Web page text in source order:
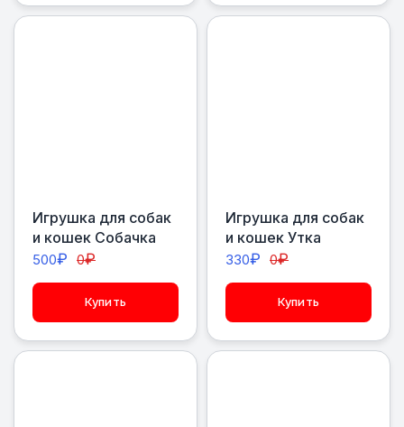
Игрушка для собак
и кошек Собачка
500₽ 0₽
Купить
Игрушка для собак
и кошек Утка
330₽ 0₽
Купить